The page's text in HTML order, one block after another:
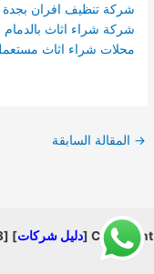
شركة تنظيف افران بجدة
شركة شراء اثاث بالدمام
محلات شراء اثاث
→ المقالة السابقة
Copyright [ دليل شركات] [2023] [